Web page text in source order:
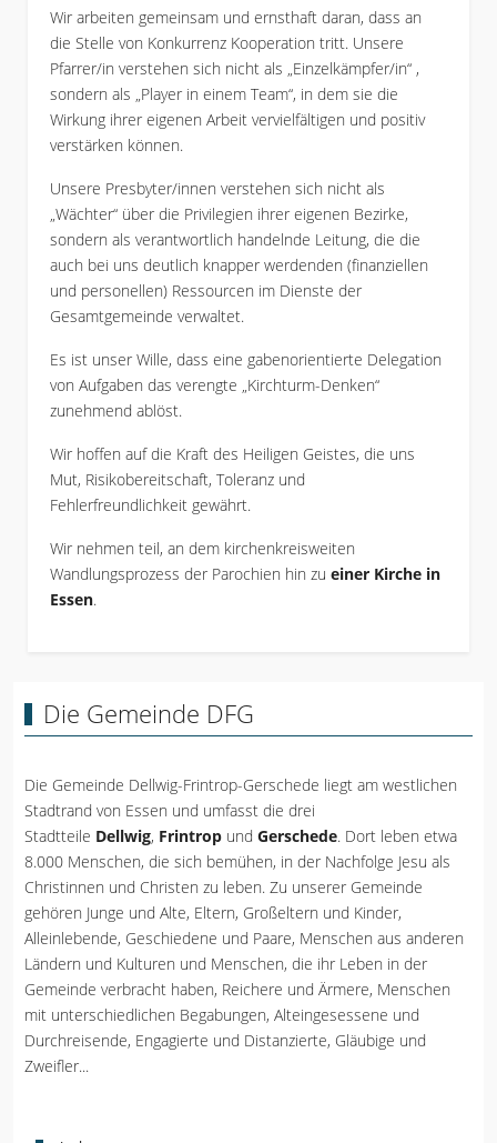
Wir arbeiten gemeinsam und ernsthaft daran, dass an
die Stelle von Konkurrenz Kooperation tritt. Unsere
Pfarrer/in verstehen sich nicht als „Einzelkämpfer/in“ ,
sondern als „Player in einem Team“, in dem sie die
Wirkung ihrer eigenen Arbeit vervielfältigen und positiv
verstärken können.
Unsere Presbyter/innen verstehen sich nicht als
„Wächter“ über die Privilegien ihrer eigenen Bezirke,
sondern als verantwortlich handelnde Leitung, die die
auch bei uns deutlich knapper werdenden (finanziellen
und personellen) Ressourcen im Dienste der
Gesamtgemeinde verwaltet.
Es ist unser Wille, dass eine gabenorientierte Delegation
von Aufgaben das verengte „Kirchturm-Denken“
zunehmend ablöst.
Wir hoffen auf die Kraft des Heiligen Geistes, die uns
Mut, Risikobereitschaft, Toleranz und
Fehlerfreundlichkeit gewährt.
Wir nehmen teil, an dem kirchenkreisweiten
Wandlungsprozess der Parochien hin zueiner Kirche in
Essen.
Die Gemeinde DFG
Die Gemeinde Dellwig-Frintrop-Gerschede liegt am westlichen
Stadtrand von Essen und umfasst die drei
Stadtteile Dellwig, Frintrop und Gerschede. Dort leben etwa
8.000 Menschen, die sich bemühen, in der Nachfolge Jesu als
Christinnen und Christen zu leben. Zu unserer Gemeinde
gehören Junge und Alte, Eltern, Großeltern und Kinder,
Alleinlebende, Geschiedene und Paare, Menschen aus anderen
Ländern und Kulturen und Menschen, die ihr Leben in der
Gemeinde verbracht haben, Reichere und Ärmere, Menschen
mit unterschiedlichen Begabungen, Alteingesessene und
Durchreisende, Engagierte und Distanzierte, Gläubige und
Zweifler...